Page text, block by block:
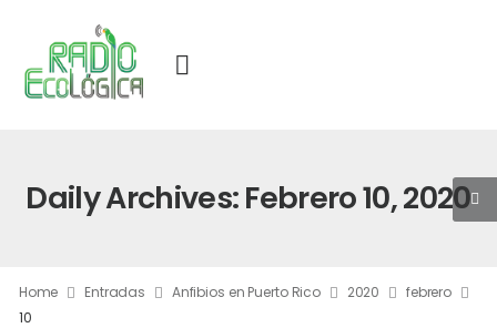
Daily Archives: Febrero 10, 2020
Home Entradas Anfibios en Puerto Rico 2020
febrero
10